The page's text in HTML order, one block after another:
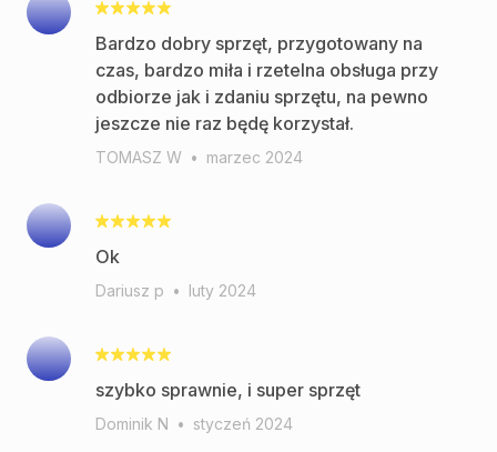
Bardzo dobry sprzęt, przygotowany na
czas, bardzo miła i rzetelna obsługa przy
odbiorze jak i zdaniu sprzętu, na pewno
jeszcze nie raz będę korzystał.
TOMASZ W • marzec 2024
Ok
Dariusz p • luty 2024
szybko sprawnie, i super sprzęt
Dominik N • styczeń 2024